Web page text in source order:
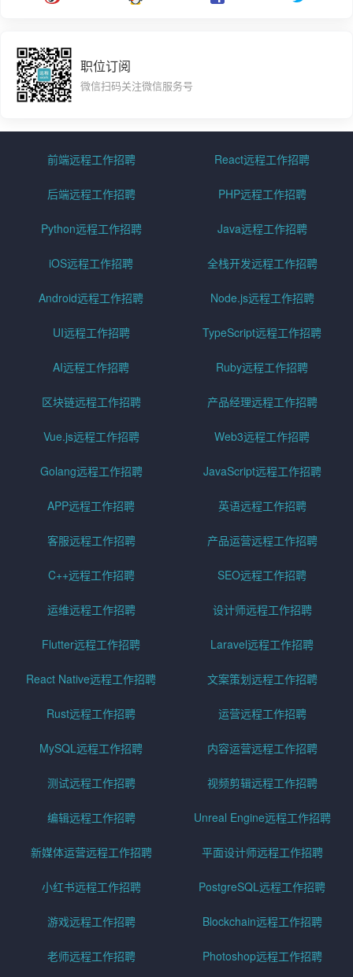
职位订阅
微信扫码关注微信服务号
前端远程工作招聘 React远程工作招聘
后端远程工作招聘 PHP远程工作招聘
Python远程工作招聘 Java远程工作招聘
iOS远程工作招聘 全栈开发远程工作招聘
Android远程工作招聘 Node.js远程工作招聘
UI远程工作招聘 TypeScript远程工作招聘
AI远程工作招聘 Ruby远程工作招聘
区块链远程工作招聘 产品经理远程工作招聘
Vue.js远程工作招聘 Web3远程工作招聘
Golang远程工作招聘 JavaScript远程工作招聘
APP远程工作招聘 英语远程工作招聘
客服远程工作招聘 产品运营远程工作招聘
C++远程工作招聘 SEO远程工作招聘
运维远程工作招聘 设计师远程工作招聘
Flutter远程工作招聘 Laravel远程工作招聘
React Native远程工作招聘 文案策划远程工作招聘
Rust远程工作招聘 运营远程工作招聘
MySQL远程工作招聘 内容运营远程工作招聘
测试远程工作招聘 视频剪辑远程工作招聘
编辑远程工作招聘 Unreal Engine远程工作招聘
新媒体运营远程工作招聘 平面设计师远程工作招聘
小红书远程工作招聘 PostgreSQL远程工作招聘
游戏远程工作招聘 Blockchain远程工作招聘
老师远程工作招聘 Photoshop远程工作招聘